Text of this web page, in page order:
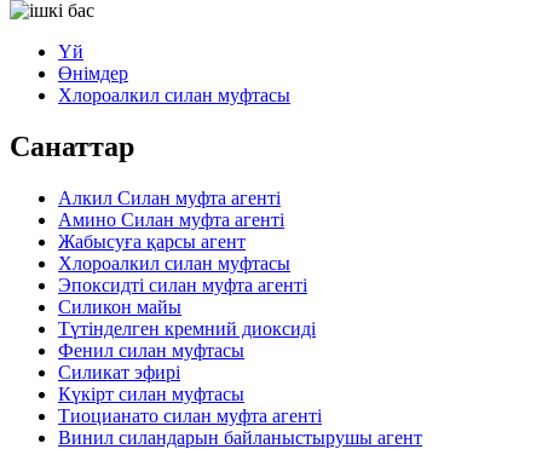
Үй
Өнімдер
Хлороалкил силан муфтасы
Санаттар
Алкил Силан муфта агенті
Амино Силан муфта агенті
Жабысуға қарсы агент
Хлороалкил силан муфтасы
Эпоксидті силан муфта агенті
Силикон майы
Түтінделген кремний диоксиді
Фенил силан муфтасы
Силикат эфирі
Күкірт силан муфтасы
Тиоцианато силан муфта агенті
Винил силандарын байланыстырушы агент